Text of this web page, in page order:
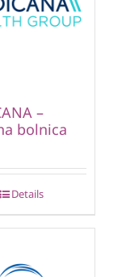
–
bolnica
Details